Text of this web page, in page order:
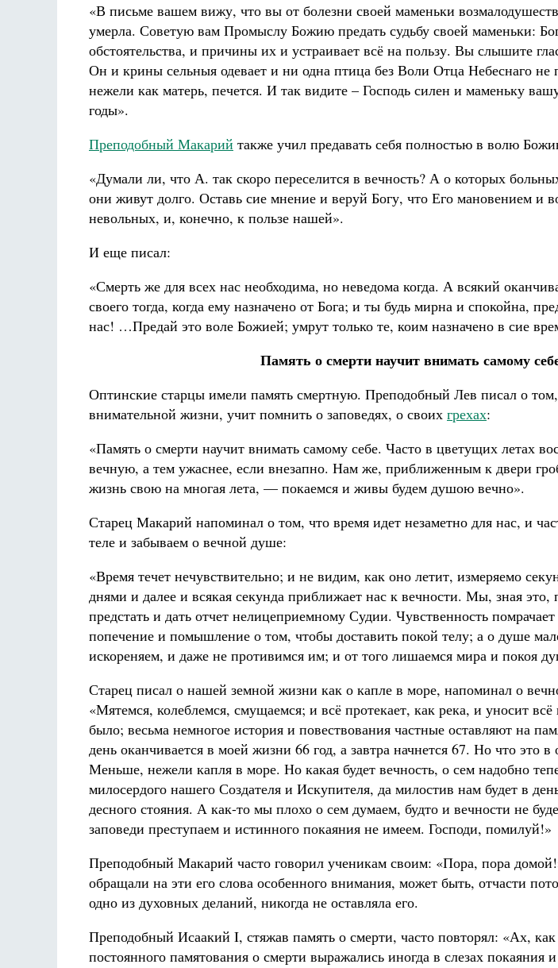
«В письме вашем вижу, что вы от болезни своей маменьки
умерла. Советую вам Промыслу Божию предать судьбу своей маменьки:
обстоятельства, и причины их и устраивает всё на пользу. Вы слышите
Он и крины сельныя одевает и ни одна птица без Воли Отца Небеснаго не
нежели как матерь, печется. И так видите – Господь силен и маменьку
годы».
Преподобный Макарий также учил предавать себя полностью в волю
«Думали ли, что А. так скоро переселится в вечность? А о которых
они живут долго. Оставь сие мнение и веруй Богу, что Его мановением и
невольных, и, конечно, к пользе нашей».
И еще писал:
«Смерть же для всех нас необходима, но неведома когда. А всякий
своего тогда, когда ему назначено от Бога; и ты будь мирна и спокойна,
нас! …Предай это воле Божией; умрут только те, коим назначено в сие
Память о смерти научит внимать самому
Оптинские старцы имели память смертную. Преподобный Лев писал о
внимательной жизни, учит помнить о заповедях, о своих грехах:
«Память о смерти научит внимать самому себе. Часто в цветущих летах
вечную, а тем ужаснее, если внезапно. Нам же, приближенным к двери
жизнь свою на многая лета, — покаемся и живы будем душою вечно».
Старец Макарий напоминал о том, что время идет незаметно для нас, и
теле и забываем о вечной душе:
«Время течет нечувствительно; и не видим, как оно летит, измеряемо
днями и далее и всякая секунда приближает нас к вечности. Мы, зная это,
предстать и дать отчет нелицеприемному Судии. Чувственность
попечение и помышление о том, чтобы доставить покой телу; а о душе
искореняем, и даже не противимся им; и от того лишаемся мира и покоя
Старец писал о нашей земной жизни как о капле в море, напоминал о
«Мятемся, колеблемся, смущаемся; и всё протекает, как река, и уносит
было; весьма немногое история и повествования частные оставляют на
день оканчивается в моей жизни 66 год, а завтра начнется 67. Но что это
Меньше, нежели капля в море. Но какая будет вечность, о сем надобно
милосердого нашего Создателя и Искупителя, да милостив нам будет в
десного стояния. А как-то мы плохо о сем думаем, будто и вечности не
заповеди преступаем и истинного покаяния не имеем. Господи, помилуй!»
Преподобный Макарий часто говорил ученикам своим: «Пора, пора
обращали на эти его слова особенного внимания, может быть, отчасти
одно из духовных деланий, никогда не оставляла его.
Преподобный Исаакий I, стяжав память о смерти, часто повторял: «Ах,
постоянного памятования о смерти выражались иногда в слезах покаяния